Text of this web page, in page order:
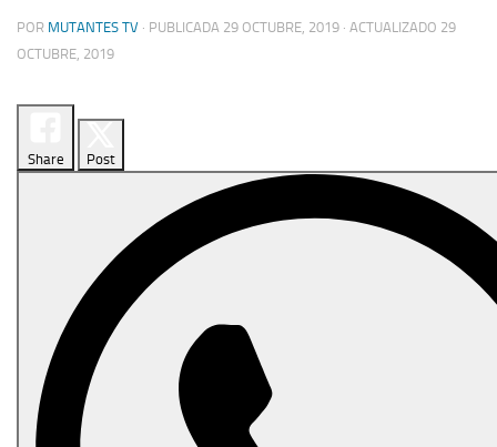
POR MUTANTES TV · PUBLICADA 29 OCTUBRE, 2019 · ACTUALIZADO 29
OCTUBRE, 2019
Share Post